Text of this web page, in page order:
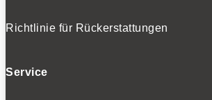
Richtlinie für Rückerstattungen
Service